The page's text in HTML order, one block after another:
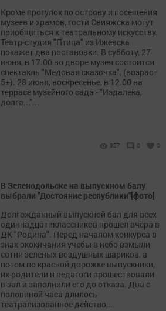
Кроме прогулок по острову и посещения
музеев и храмов, гости Свияжска могут
приобщиться к театральному искусству.
Театр-студия "Птица" из Ижевска
покажет два постановки. В субботу, 27
июня, в 17.00 во дворе музея состоится
спектакль "Медовая сказочка", (возраст
5+). 28 июня, воскресенье, в 12.00 на
террасе музейного сада - "Издалека,
долго..."...
927 0 0
В Зеленодольске на выпускном балу
выбрали "Достояние республики"[фото]
Долгожданный выпускной бал для всех
одиннадцатиклассников прошел вчера в
ДК "Родина". Перед началом конкурса в
знак ококнчания учебы в небо взмыли
сотни зеленых воздушных шариков, а
потом по красной дорожке выпускники,
их родители и педагоги прошествовали
в зал и заполнили его до отказа. Два с
половиной часа длилось
театрализованное действо,...